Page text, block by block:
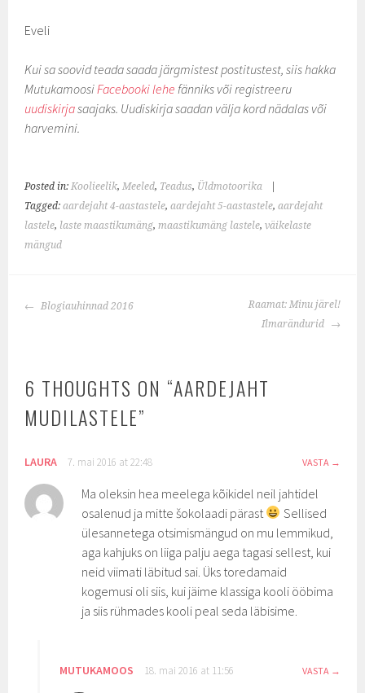
Eveli
Kui sa soovid teada saada järgmistest postitustest, siis hakka
Mutukamoosi Facebooki lehe fänniks või registreeru
uudiskirjasaajaks. Uudiskirja saadan välja kord nädalas või
harvemini.
Posted in: Koolieelik, Meeled, Teadus, Üldmotoorika
Tagged:aardejaht 4-aastastele,aardejaht 5-aastastele,aardejaht
lastele, laste maastikumäng, maastikumäng lastele,väikelaste
mängud
POST
Blogiauhinnad 2016
Raamat: Minu järel!
Ilmarändurid
6 THOUGHTS ON “AARDEJAHT
MUDILASTELE”
LAURA 7. mai 2016 at 22:48 VASTA
Ma oleksin hea meelega kõikidel neil jahtidel
osalenud ja mitte šokolaadi pärast
Sellised
ülesannetega otsimismängud on mu lemmikud,
aga kahjuks on liiga palju aega tagasi sellest, kui
neid viimati läbitud sai. Üks toredamaid
kogemusi oli siis, kui jäime klassiga kooli ööbima
ja siis rühmades kooli peal seda läbisime.
MUTUKAMOOS 18. mai 2016 at 11:56 VASTA